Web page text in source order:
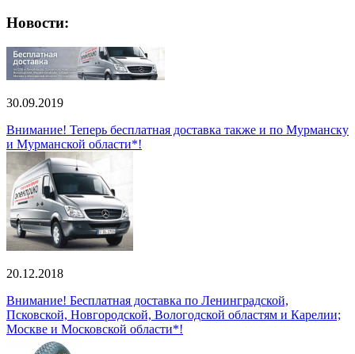
Новости:
30.09.2019
Внимание! Теперь бесплатная доставка также и по Мурманску
и Мурманской области*!
20.12.2018
Внимание! Бесплатная доставка по Ленинградской,
Псковской, Новгородской, Вологодской областям и Карелии;
Москве и Московской области*!